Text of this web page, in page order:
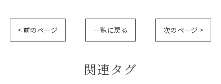
< 前のページ 一覧に戻る 次のページ >
関連タグ